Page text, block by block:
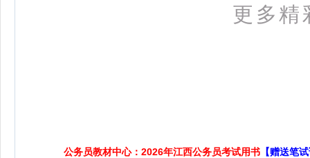
更多精
公务员教材中心：2026年江西公务员考试用书 【赠送笔